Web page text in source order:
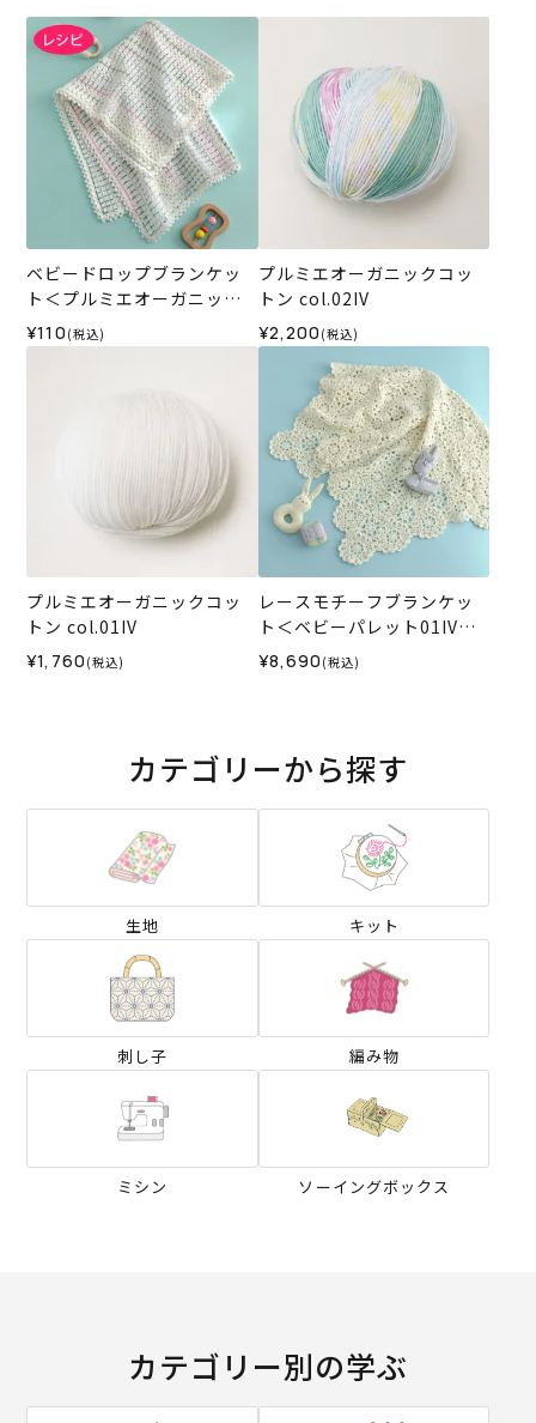
ベビードロップブランケッ
ト＜プルミエオーガニック
コットン＞（レシピ）
¥110 (税込)
プルミエオーガニックコッ
トン col.02IV
¥2,200 (税込)
プルミエオーガニックコッ
トン col.01IV
¥1,760 (税込)
レースモチーフブランケッ
ト＜ベビーパレット01IV＞
（編み物 材料セット）
¥8,690 (税込)
カテゴリーから探す
生地 キット
刺し子 編み物
ミシン ソーイングボックス
カテゴリー別の学ぶ